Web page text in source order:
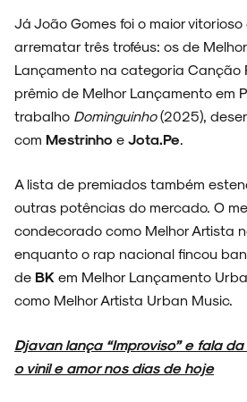
Já João Gomes foi o maior
arrematar três troféus: os de
Lançamento na categoria Canção
prêmio de Melhor Lançamento em
trabalho Dominguinho(2025),
com Mestrinho e Jota.Pe
A lista de premiados também
outras potências do mercado. O
condecorado como Melhor Artista
enquanto o rap nacional fincou
de BK em Melhor Lançamento
como Melhor Artista Urban Music.
Djavan lança “Improviso” e fala
o vinil e amor nos dias de hoje